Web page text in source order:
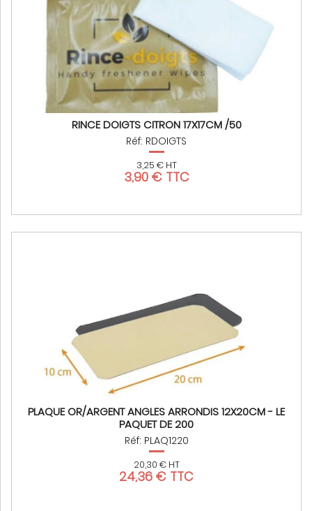
RINCE DOIGTS CITRON 17X17CM /50
Réf: RDOIGTS
3,25 € HT
3,90 € TTC
PLAQUE OR/ARGENT ANGLES ARRONDIS 12X20CM - LE
PAQUET DE 200
Réf: PLAQ1220
20,30 € HT
24,36 € TTC